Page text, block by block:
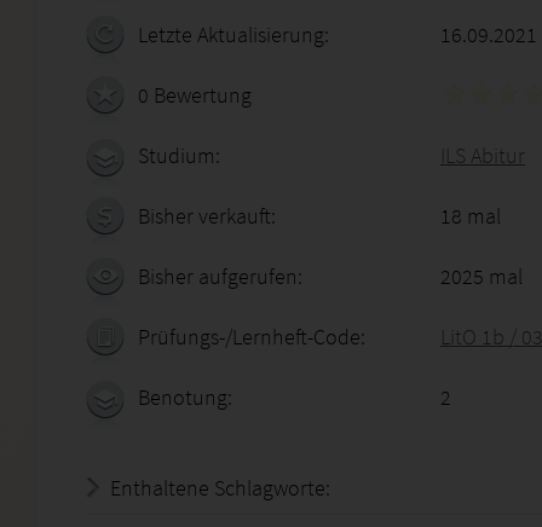
Letzte Aktualisierung: 16.09.2021
0 Bewertung
Studium: ILS Abitur
Bisher verkauft: 18 mal
Bisher aufgerufen: 2025 mal
Prüfungs-/Lernheft-Code: LitO 1b /
Benotung: 2
Enthaltene Schlagworte: